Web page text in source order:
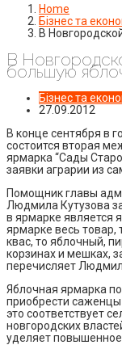
Home
Бізнес та
В
В
большую
Бізнес та
27.09.2012
В конце сентября в
состоится вторая
ярмарка “Сады
заявки аграрии из
Помощник главы
Людмила Кутузова
в ярмарке является
ярмарке весь товар,
квас, то яблочный,
корзинах и мешках,
перечисляет
Яблочная ярмарка
приобрести
это соответствует
новгородских
уделяет